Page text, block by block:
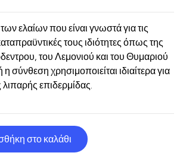
ελαίων που είναι γνωστά για τις
τους ιδιότητες όπως της
του Λεμονιού και του Θυμαριού
σύνθεση χρησιμοποιείται ιδιαίτερα για
επιδερμίδας.
στο καλάθι